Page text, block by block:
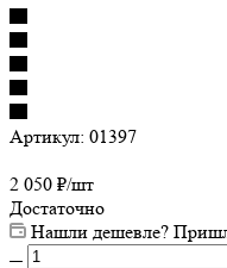
Артикул: 01397
2 050 ₽/шт
Достаточно
Нашли дешевле?